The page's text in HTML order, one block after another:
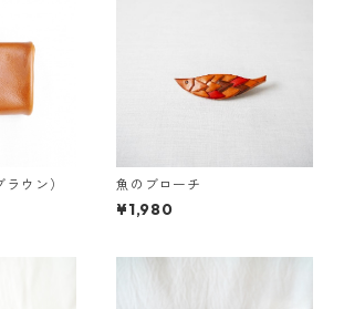
ウン） 魚のブローチ
¥1,980